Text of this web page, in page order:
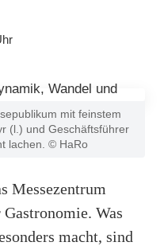
mit feinstem
(l.) und Geschäftsführer
lachen. © HaRo
Messezentrum
Was
macht, sind